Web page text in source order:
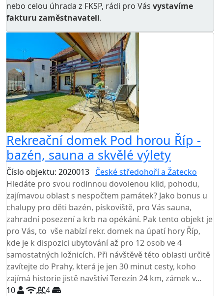
nebo celou úhrada z FKSP, rádi pro Vás vystavíme
fakturu zaměstnavateli.
Rekreační domek Pod horou Říp -
bazén, sauna a skvělé výlety
Číslo objektu: 2020013 České středohoří a Žatecko
Hledáte pro svou rodinnou dovolenou klid, pohodu,
zajímavou oblast s nespočtem památek? Jako bonus u
chalupy pro děti bazén, pískoviště, pro Vás sauna,
zahradní posezení a krb na opékání. Pak tento objekt je
pro Vás, to vše nabízí rekr. domek na úpatí hory Říp,
kde je k dispozici ubytování až pro 12 osob ve 4
samostatných ložnicích. Při návštěvě této oblasti určitě
zavítejte do Prahy, která je jen 30 minut cesty, koho
zajímá historie jistě navštíví Terezín 24 km, zámek v...
10
4